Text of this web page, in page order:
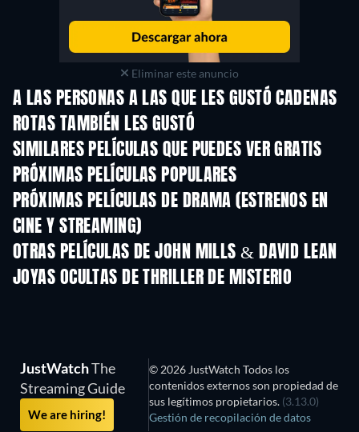
Eliminar este anuncio
A LAS PERSONAS A LAS QUE LES GUSTÓ CADENAS
ROTAS TAMBIÉN LES GUSTÓ
SIMILARES PELÍCULAS QUE PUEDES VER GRATIS
PRÓXIMAS PELÍCULAS POPULARES
PRÓXIMAS PELÍCULAS DE DRAMA (ESTRENOS EN
CINE Y STREAMING)
OTRAS PELÍCULAS DE JOHN MILLS & DAVID LEAN
JOYAS OCULTAS DE THRILLER DE MISTERIO
JustWatchThe
Streaming Guide
We are hiring!
© 2026 JustWatch Todos los
contenidos externos son propiedad de
sus legítimos propietarios. (3.13.0)
Gestión de recopilación de datos